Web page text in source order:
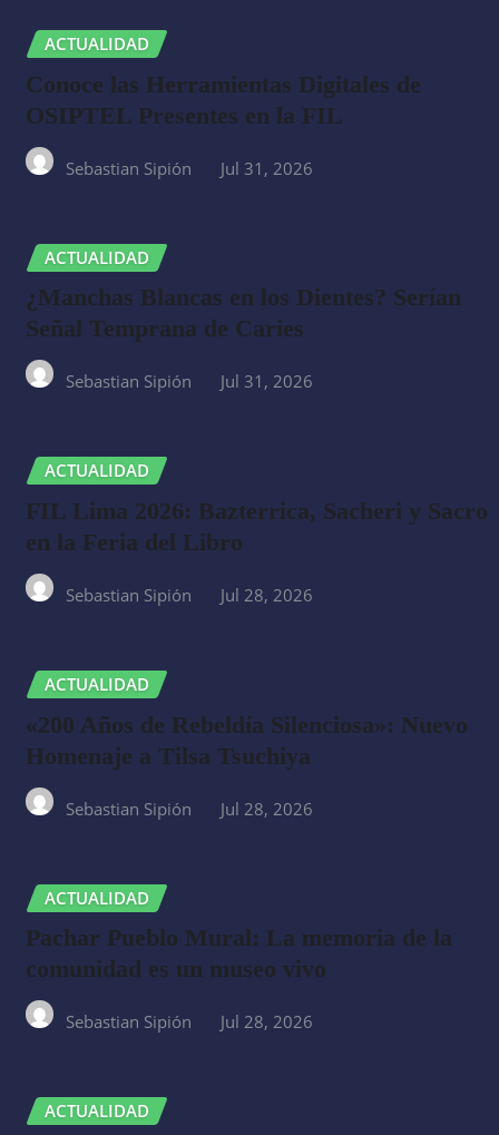
ACTUALIDAD
Conoce las Herramientas Digitales de
OSIPTEL Presentes en la FIL
Sebastian Sipión Jul 31, 2026
ACTUALIDAD
¿Manchas Blancas en los Dientes? Serían
Señal Temprana de Caries
Sebastian Sipión Jul 31, 2026
ACTUALIDAD
FIL Lima 2026: Bazterrica, Sacheri y Sacro
en la Feria del Libro
Sebastian Sipión Jul 28, 2026
ACTUALIDAD
«200 Años de Rebeldía Silenciosa»: Nuevo
Homenaje a Tilsa Tsuchiya
Sebastian Sipión Jul 28, 2026
ACTUALIDAD
Pachar Pueblo Mural: La memoria de la
comunidad es un museo vivo
Sebastian Sipión Jul 28, 2026
ACTUALIDAD